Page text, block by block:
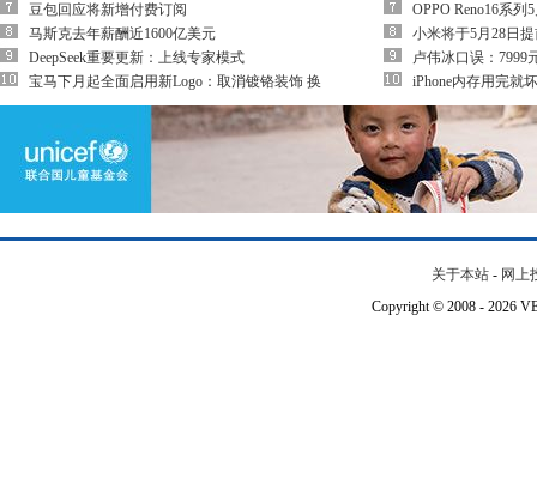
豆包回应将新增付费订阅
马斯克去年薪酬近1600亿美元
DeepSeek重要更新：上线专家模式
宝马下月起全面启用新Logo：取消镀铬装饰 换
OPPO Reno16系列
小米将于5月28日
卢伟冰口误：7999
iPhone内存用完就
关于本站 - 网上
Copyright © 2008 - 2026